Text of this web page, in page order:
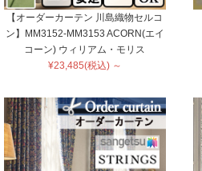
【オーダーカーテン 川島織物セルコ
ン】MM3152-MM3153 ACORN(エイ
コーン) ウィリアム・モリス
¥23,485(税込) ～